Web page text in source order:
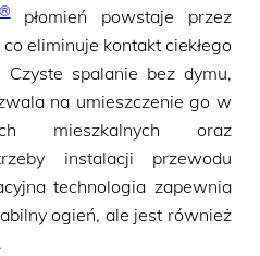
płomień powstaje przez
eliminuje kontakt ciekłego
spalanie bez dymu,
na umieszczenie go w
mieszkalnych oraz
instalacji przewodu
technologia zapewnia
ogień, ale jest również